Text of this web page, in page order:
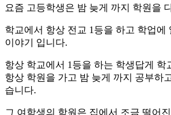
요즘 고등학생은 밤 늦게 까지 학원을
학교에서 항상 전교 1등을 하고 학업에
이야기 입니다.
항상 학교에서 1등을 하는 학생답게 학
항상 학원을 가고 밤 늦게 까지 공부하
습니다.
그 여학생의 학원은 집에서 조금 떨어